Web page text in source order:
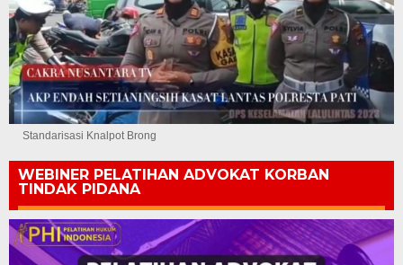
Standarisasi Knalpot Brong
WEBINER PELATIHAN ADVOKAT KORBAN
TINDAK PIDANA